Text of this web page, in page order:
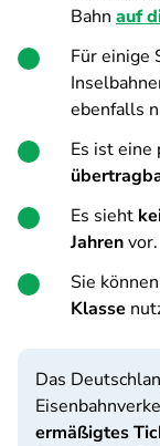
Bahn auf
Für einige
ebenfalls
Es ist eine
Es sieht
Jahrenvor.
Sie
Klasse
Das
ermäßigtes